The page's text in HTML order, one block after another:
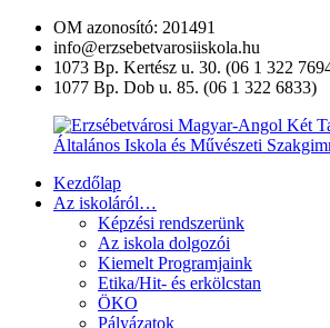
Ugrás
tartalomra
OM azonosító: 201491
info@erzsebetvarosiiskola.hu
1073 Bp. Kertész u. 30. (06 1 322
1077 Bp. Dob u. 85. (06 1 322 6833)
Erzsébetvárosi
Kezdőlap
Az iskoláról…
Képzési rendszerünk
Az iskola dolgozói
Kiemelt Programjaink
Etika/Hit- és erkölcstan
ÖKO
Pályázatok